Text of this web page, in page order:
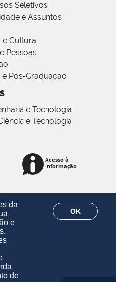
da
e
de
OK
Seletivos
e Assuntos
e Cultura
Pessoas
e Pós-Graduação
e Tecnologia
e Tecnologia